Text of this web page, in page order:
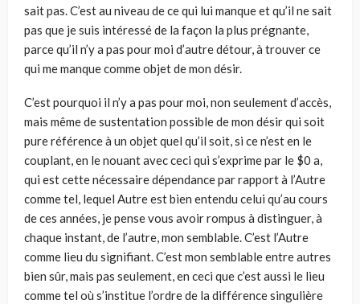
sait pas. C’est au niveau de ce qui lui manque et qu’il ne sait
pas que je suis intéressé de la façon la plus prégnante,
parce qu’il n’y a pas pour moi d’autre détour, à trouver ce
qui me manque comme objet de mon désir.
C’est pourquoi il n’y a pas pour moi, non seulement d’accès,
mais même de sustentation possible de mon désir qui soit
pure référence à un objet quel qu’il soit, si ce n’est en le
couplant, en le nouant avec ceci qui s’exprime par le $0 a,
qui est cette nécessaire dépendance par rapport à l’Autre
comme tel, lequel Autre est bien entendu celui qu’au cours
de ces années, je pense vous avoir rompus à distinguer, à
chaque instant, de l’autre, mon semblable. C’est l’Autre
comme lieu du signifiant. C’est mon semblable entre autres
bien sûr, mais pas seulement, en ceci que c’est aussi le lieu
comme tel où s’institue l’ordre de la différence singulière